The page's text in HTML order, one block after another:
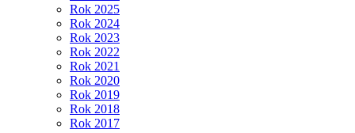
Rok 2025
Rok 2024
Rok 2023
Rok 2022
Rok 2021
Rok 2020
Rok 2019
Rok 2018
Rok 2017